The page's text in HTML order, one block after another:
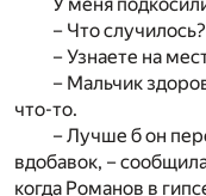
У меня
– Что случилось?
– Узнаете на
– Мальчик
что-то.
– Лучше б он
вдобавок, –
когда Романов в